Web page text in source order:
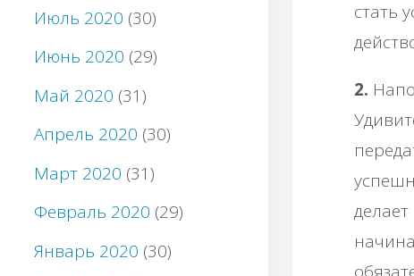
стать
2.
Июль 2020 (30)
Июнь 2020 (29)
Май 2020 (31)
Апрель 2020 (30)
Март 2020 (31)
Февраль 2020 (29)
Январь 2020 (30)